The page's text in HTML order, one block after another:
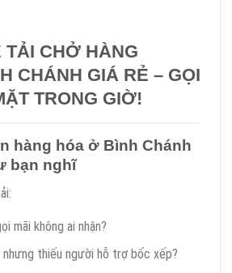
TẢI CHỞ HÀNG
CHÁNH GIÁ RẺ – GỌI
TRONG GIỜ!
hàng hóa ở Bình Chánh
bạn nghĩ
mãi không ai nhận?
nhưng thiếu người hỗ trợ bốc xếp?